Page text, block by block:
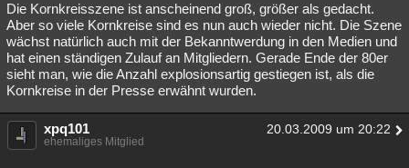
Die Kornkreisszene ist anscheinend groß, größer als gedacht.
Aber so viele Kornkreise sind es nun auch wieder nicht. Die Szene
wächst natürlich auch mit der Bekanntwerdung in den Medien und
hat einen ständigen Zulauf an Mitgliedern. Gerade Ende der 80er
sieht man, wie die Anzahl explosionsartig gestiegen ist, als die
Kornkreise in der Presse erwähnt wurden.
xpq101 20.03.2009 um 20:22
ehemaliges Mitglied